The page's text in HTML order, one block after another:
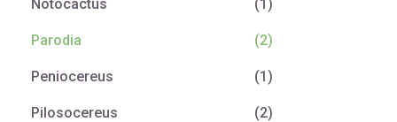
Notocactus (1)
Parodia (2)
Peniocereus (1)
Pilosocereus (2)